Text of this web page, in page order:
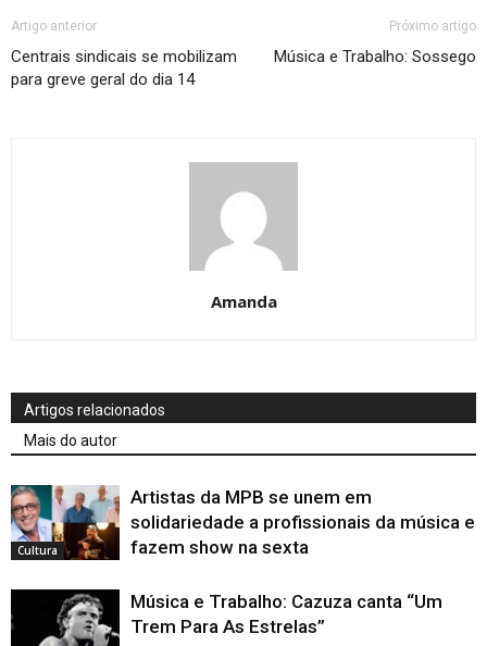
Artigo anterior
Centrais sindicais se mobilizam
para greve geral do dia 14
Próximo artigo
Música e Trabalho: Sossego
Amanda
Artigos relacionados
Mais do autor
Cultura
Artistas da MPB se unem em
solidariedade a profissionais da música e
fazem show na sexta
Música e Trabalho: Cazuza canta “Um
Trem Para As Estrelas”